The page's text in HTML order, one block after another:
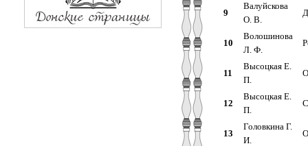
9
Валуйскова
О. В.
10
Волошинова
Л. Ф.
11
Высоцкая Е.
П.
12
Высоцкая Е.
П.
13
Головкина Г.
И.